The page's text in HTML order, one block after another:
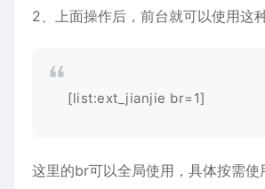
2、上面操作后，前台就可以使用这
[list:ext_jianjie br=1]
这里的br可以全局使用，具体按需使